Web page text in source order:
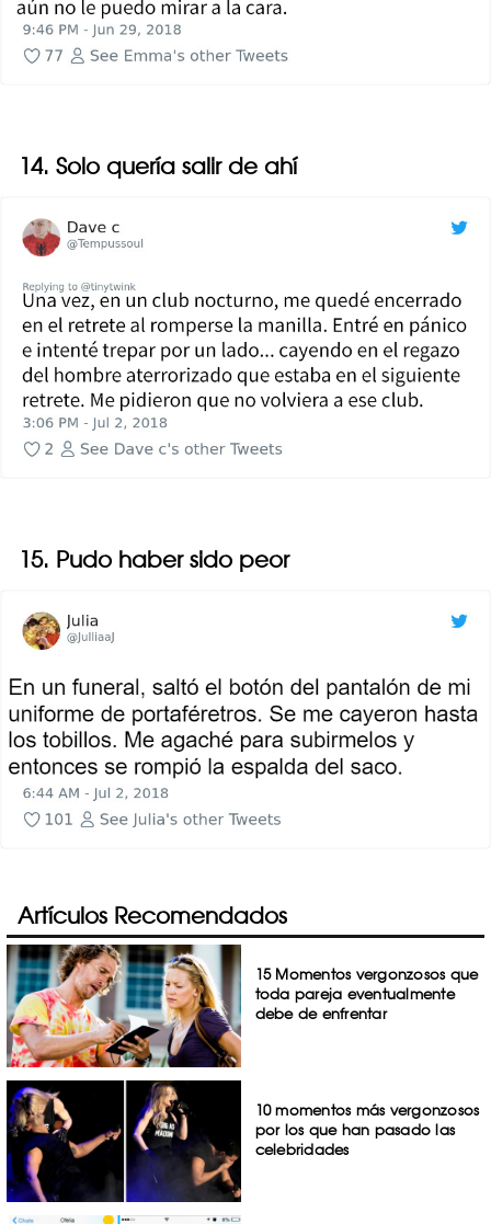
14. Solo quería salir de ahí
15. Pudo haber sido peor
Artículos Recomendados
15 Momentos vergonzosos que
toda pareja eventualmente
debe de enfrentar
10 momentos más vergonzosos
por los que han pasado las
celebridades